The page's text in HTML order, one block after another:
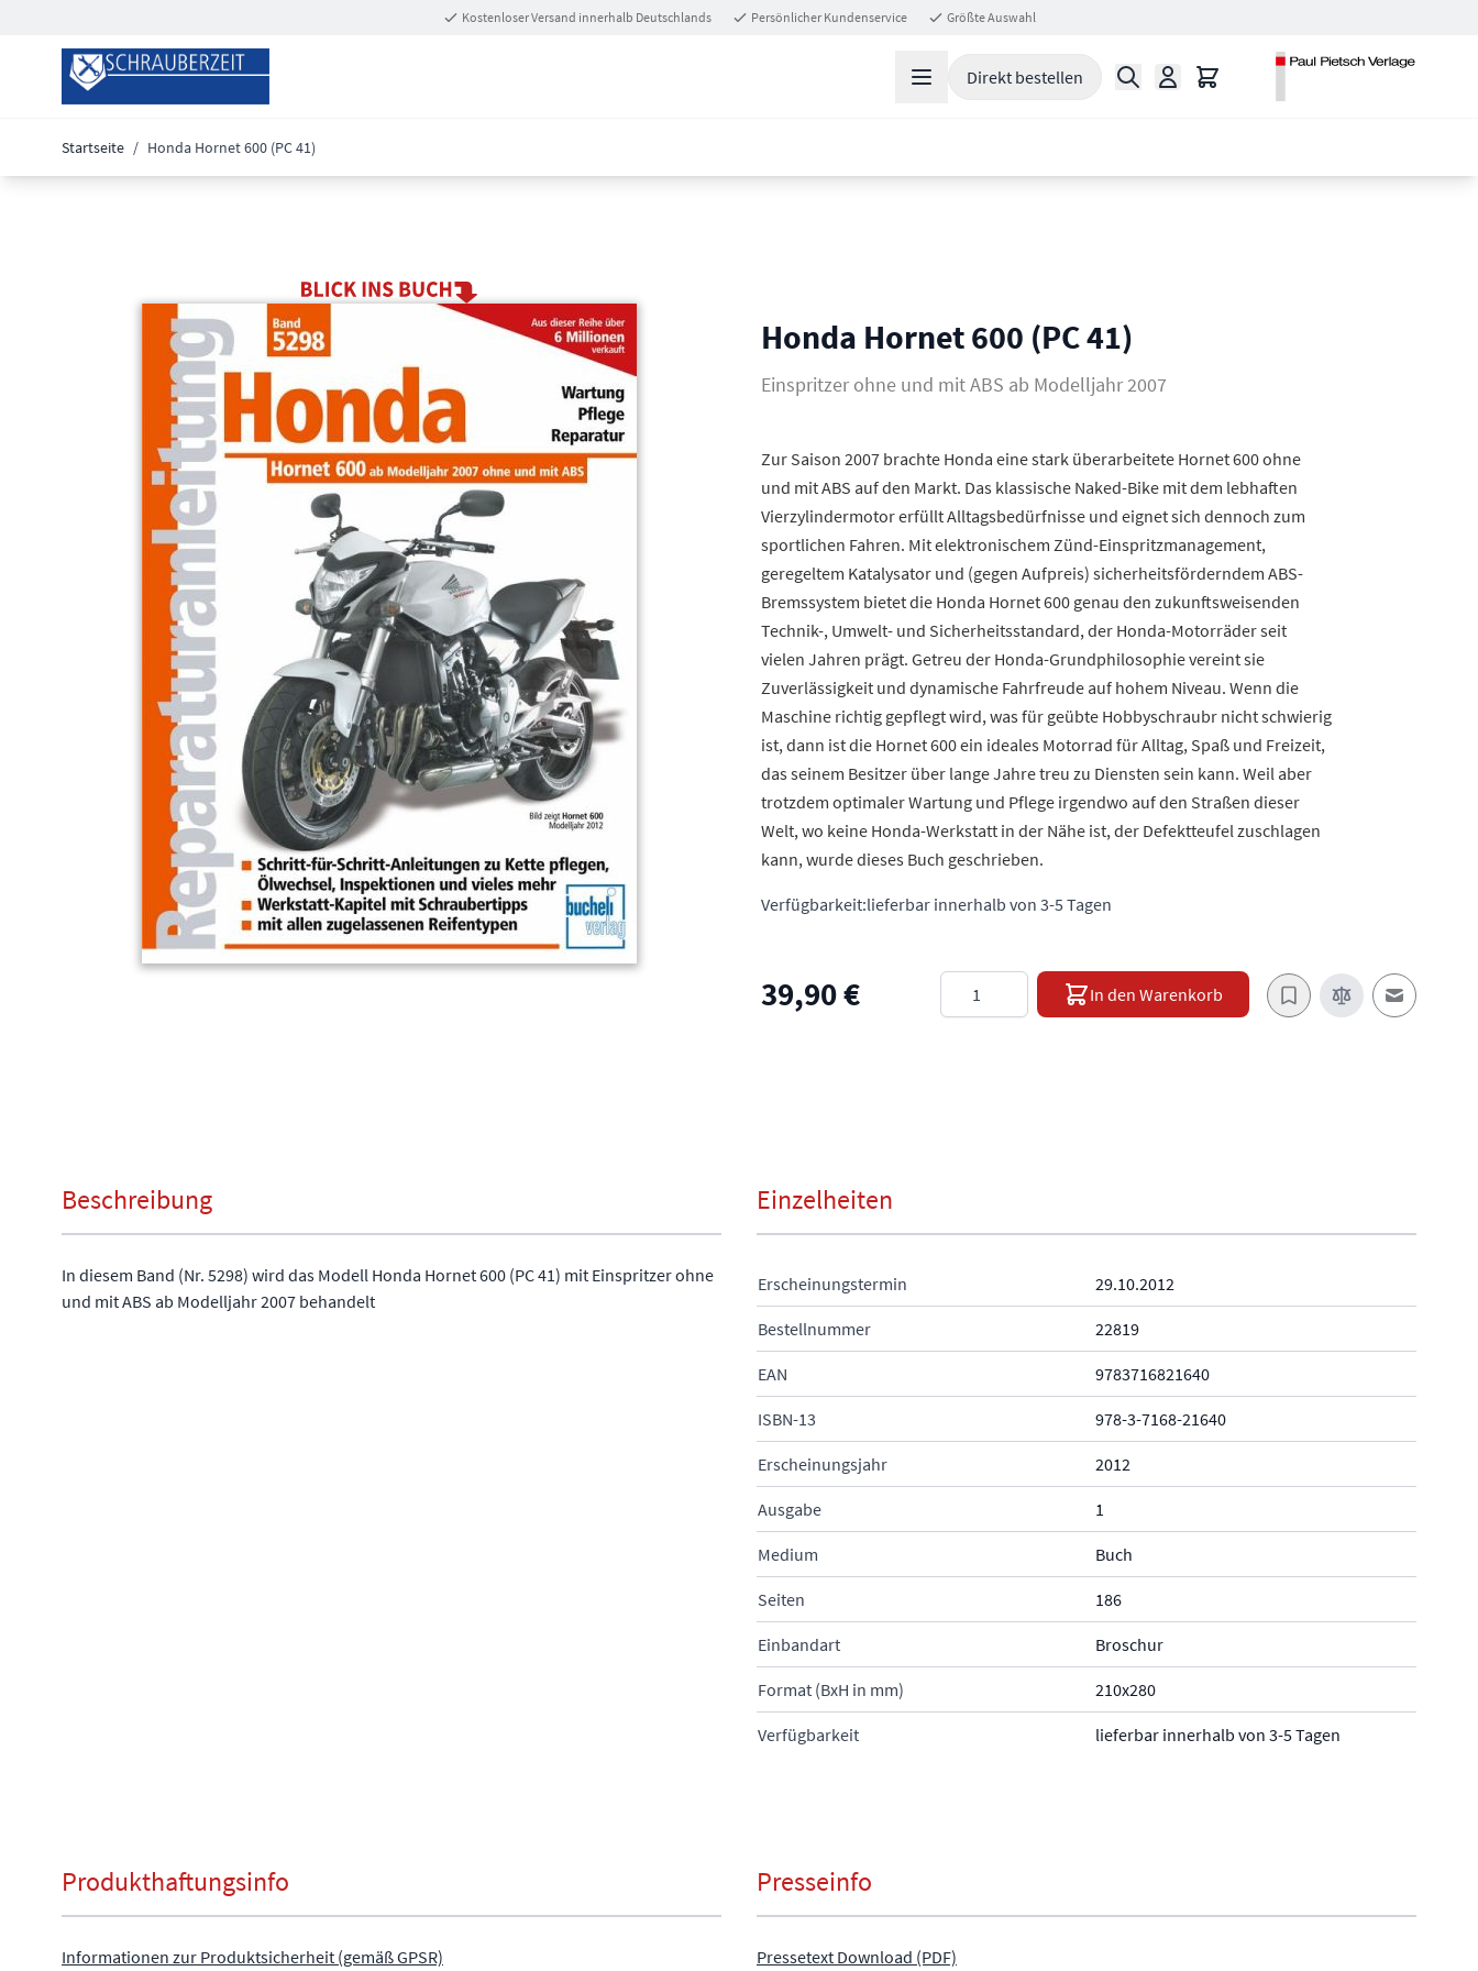
Kostenloser Versand innerhalb Deutschlands Persönlicher Kundenservice Größte Auswahl
Direkt bestellen Suche Warenkorb
Startseite / Honda Hornet 600 (PC 41)
Honda Hornet 600 (PC 41)
Einspritzer ohne und mit ABS ab Modelljahr 2007
Click to view image in fullscreen
Zur Saison 2007 brachte Honda eine stark überarbeitete Hornet 600 ohne
und mit ABS auf den Markt. Das klassische Naked-Bike mit dem lebhaften
Vierzylindermotor erfüllt Alltagsbedürfnisse und eignet sich dennoch zum
sportlichen Fahren. Mit elektronischem Zünd-Einspritzmanagement,
geregeltem Katalysator und (gegen Aufpreis) sicherheitsförderndem ABS-
Bremssystem bietet die Honda Hornet 600 genau den zukunftsweisenden
Technik-, Umwelt- und Sicherheitsstandard, der Honda-Motorräder seit
vielen Jahren prägt. Getreu der Honda-Grundphilosophie vereint sie
Zuverlässigkeit und dynamische Fahrfreude auf hohem Niveau. Wenn die
Maschine richtig gepflegt wird, was für geübte Hobbyschraubr nicht schwierig
ist, dann ist die Hornet 600 ein ideales Motorrad für Alltag, Spaß und Freizeit,
das seinem Besitzer über lange Jahre treu zu Diensten sein kann. Weil aber
trotzdem optimaler Wartung und Pflege irgendwo auf den Straßen dieser
Welt, wo keine Honda-Werkstatt in der Nähe ist, der Defektteufel zuschlagen
kann, wurde dieses Buch geschrieben.
Verfügbarkeit:lieferbar innerhalb von 3-5 Tagen
39,90 € In den Warenkorb
E-Mail an
Beschreibung
In diesem Band (Nr. 5298) wird das Modell Honda Hornet 600 (PC 41) mit Einspritzer ohne
und mit ABS ab Modelljahr 2007 behandelt
Einzelheiten
Erscheinungstermin 29.10.2012
Bestellnummer 22819
EAN 9783716821640
ISBN-13 978-3-7168-21640
Erscheinungsjahr 2012
Ausgabe 1
Medium Buch
Seiten 186
Einbandart Broschur
Format (BxH in mm) 210x280
Verfügbarkeit lieferbar innerhalb von 3-5 Tagen
Produkthaftungsinfo
Informationen zur Produktsicherheit (gemäß GPSR)
Presseinfo
Pressetext Download (PDF)